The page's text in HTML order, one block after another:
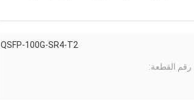
رقم القطعة:
QSFP-100G-SR4-T2